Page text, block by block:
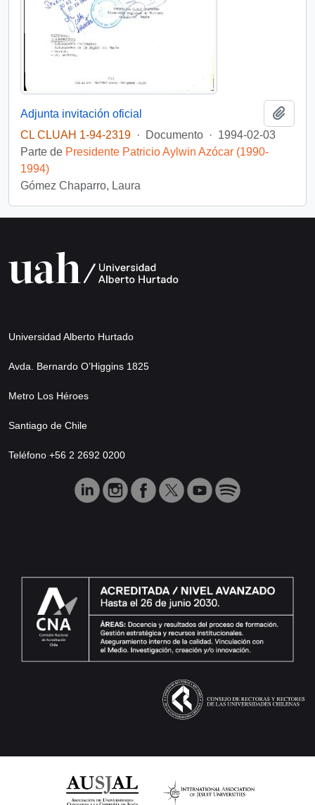
Adjunta invitación oficial
CL CLUAH 1-94-2319 · Documento · 1994-02-03
Parte de Presidente Patricio Aylwin Azócar (1990-
1994)
Gómez Chaparro, Laura
Universidad Alberto Hurtado
Avda. Bernardo O’Higgins 1825
Metro Los Héroes
Santiago de Chile
Teléfono +56 2 2692 0200